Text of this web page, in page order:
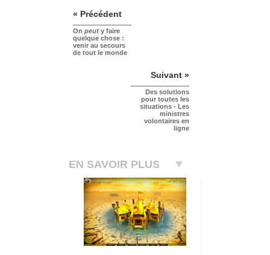
« Précédent
On peut y faire
quelque chose :
venir au secours
de tout le monde
Suivant »
Des solutions
pour toutes les
situations - Les
ministres
volontaires en
ligne
EN SAVOIR PLUS